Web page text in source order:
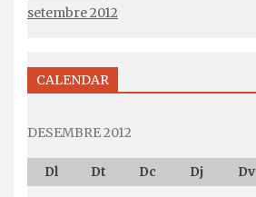
setembre 2012
CALENDAR
DESEMBRE 2012
Dl Dt Dc Dj Dv